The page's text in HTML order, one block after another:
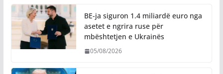
BE-ja siguron 1.4 miliardë euro nga
asetet e ngrira ruse për
mbështetjen e Ukrainës
05/08/2026